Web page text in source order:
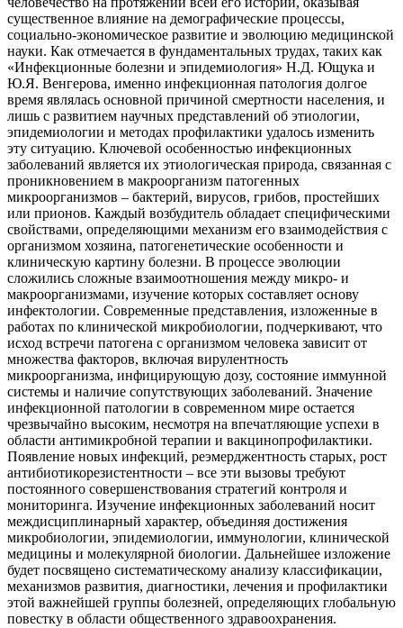
существенное влияние на демографические процессы,
социально-экономическое развитие и эволюцию медицинской
науки. Как отмечается в фундаментальных трудах, таких как
«Инфекционные болезни и эпидемиология» Н.Д. Ющука и
Ю.Я. Венгерова, именно инфекционная патология долгое
время являлась основной причиной смертности населения, и
лишь с развитием научных представлений об этиологии,
эпидемиологии и методах профилактики удалось изменить
эту ситуацию. Ключевой особенностью инфекционных
заболеваний является их этиологическая природа, связанная с
проникновением в макроорганизм патогенных
микроорганизмов – бактерий, вирусов, грибов, простейших
или прионов. Каждый возбудитель обладает специфическими
свойствами, определяющими механизм его взаимодействия с
организмом хозяина, патогенетические особенности и
клиническую картину болезни. В процессе эволюции
сложились сложные взаимоотношения между микро- и
макроорганизмами, изучение которых составляет основу
инфектологии. Современные представления, изложенные в
работах по клинической микробиологии, подчеркивают, что
исход встречи патогена с организмом человека зависит от
множества факторов, включая вирулентность
микроорганизма, инфицирующую дозу, состояние иммунной
системы и наличие сопутствующих заболеваний. Значение
инфекционной патологии в современном мире остается
чрезвычайно высоким, несмотря на впечатляющие успехи в
области антимикробной терапии и вакцинопрофилактики.
Появление новых инфекций, реэмерджентность старых, рост
антибиотикорезистентности – все эти вызовы требуют
постоянного совершенствования стратегий контроля и
мониторинга. Изучение инфекционных заболеваний носит
междисциплинарный характер, объединяя достижения
микробиологии, эпидемиологии, иммунологии, клинической
медицины и молекулярной биологии. Дальнейшее изложение
будет посвящено систематическому анализу классификации,
механизмов развития, диагностики, лечения и профилактики
этой важнейшей группы болезней, определяющих глобальную
повестку в области общественного здравоохранения.